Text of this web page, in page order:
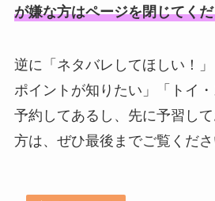
が嫌な方はページを閉じてく
逆に「ネタバレしてほしい！
ポイントが知りたい」「トイ
予約してあるし、先に予習し
方は、ぜひ最後までご覧くださ